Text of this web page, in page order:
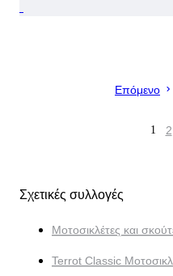
Επόμενο
1 2
Σχετικές συλλογές
Μοτοσικλέτες και
Terrot Classic